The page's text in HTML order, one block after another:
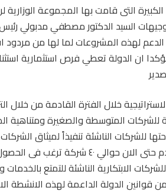
التى قامت بها المجموعة الوزارية
السيد الدكتور مصطفي مدبولي رئيس
لهذه المشروعات لما لها من
ان الدولة تعطي فرص استثمارية
خلال الفترة القادمة من خلال
المتوسطة والصغيرة ومتناهية
للشركات الناشئة تنفيذاً لميثاق
الاعلان عنه على هامش قمة رايز اب حيث تقدم حتى الان
الابتكارية الناشئة للتمتع بالخدمات
قوانين الدولة الداعمة لهذه الانشطة